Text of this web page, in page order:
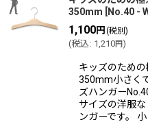
350mm
No.40 -
1,100円 (税別)
(税込 : 1,210円)
キッズのため
350mm小さく
ズハンガー
サイズの洋服
ンガーです。 小